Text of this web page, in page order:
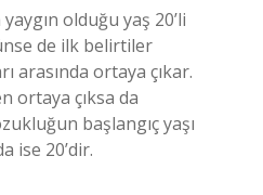
yaygın olduğu yaş 20’li
de ilk belirtiler
arasında ortaya çıkar.
ortaya çıksa da
başlangıç ​​yaşı
ise 20’dir.